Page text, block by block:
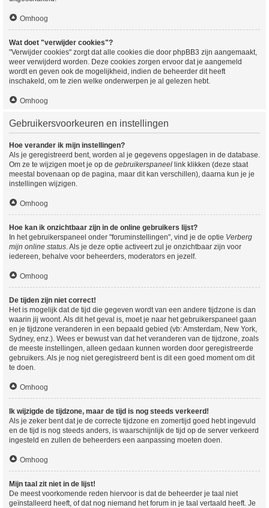
Omhoog
Wat doet "verwijder cookies"?
"Verwijder cookies" zorgt dat alle cookies die door phpBB3 zijn aangemaakt,
weer verwijderd worden. Deze cookies zorgen ervoor dat je aangemeld
wordt en geven ook de mogelijkheid, indien de beheerder dit heeft
inschakeld, om te zien welke onderwerpen je al gelezen hebt.
Omhoog
Gebruikersvoorkeuren en instellingen
Hoe verander ik mijn instellingen?
Als je geregistreerd bent, worden al je gegevens opgeslagen in de database.
Om ze te wijzigen moet je op de gebruikerspaneel link klikken (deze staat
meestal bovenaan op de pagina, maar dit kan verschillen), daarna kun je je
instellingen wijzigen.
Omhoog
Hoe kan ik onzichtbaar zijn in de online gebruikers lijst?
In het gebruikerspaneel onder "foruminstellingen", vind je de optie Verberg
mijn online status. Als je deze optie activeert zul je onzichtbaar zijn voor
iedereen, behalve voor beheerders, moderators en jezelf.
Omhoog
De tijden zijn niet correct!
Het is mogelijk dat de tijd die gegeven wordt van een andere tijdzone is dan
waarin jij woont. Als dit het geval is, moet je naar het gebruikerspaneel gaan
en je tijdzone veranderen in een bepaald gebied (vb: Amsterdam, New York,
Sydney, enz.). Wees er bewust van dat het veranderen van de tijdzone, zoals
de meeste instellingen, alleen gedaan kunnen worden door geregistreerde
gebruikers. Als je nog niet geregistreerd bent is dit een goed moment om dit
te doen.
Omhoog
Ik wijzigde de tijdzone, maar de tijd is nog steeds verkeerd!
Als je zeker bent dat je de correcte tijdzone en zomertijd goed hebt ingevuld
en de tijd is nog steeds anders, is waarschijnlijk de tijd op de server verkeerd
ingesteld en zullen de beheerders een aanpassing moeten doen.
Omhoog
Mijn taal zit niet in de lijst!
De meest voorkomende reden hiervoor is dat de beheerder je taal niet
geïnstalleerd heeft, of dat nog niemand het forum in je taal vertaald heeft. Je